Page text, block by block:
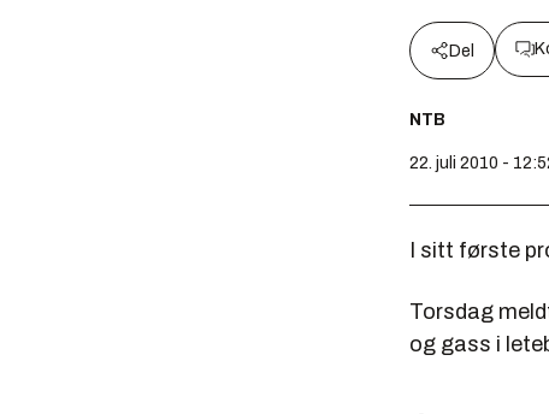
Del
NTB
22. juli 2010 -
I sitt første
Torsdag
og gass i